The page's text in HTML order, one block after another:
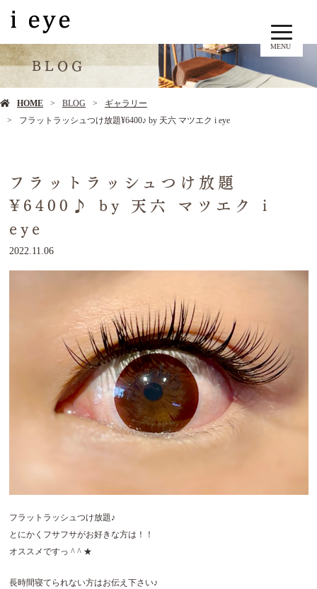
MENU
BLOG
HOME BLOG
ギャラリー
フラットラッシュつけ放題¥6400♪ by 天六 マツエク i eye
フラットラッシュつけ放題
¥6400♪ by 天六 マツエク i
eye
2022.11.06
フラットラッシュつけ放題♪
とにかくフサフサがお好きな方は！！
オススメですっ ^ ^ ★
長時間寝てられない方はお伝え下さい♪